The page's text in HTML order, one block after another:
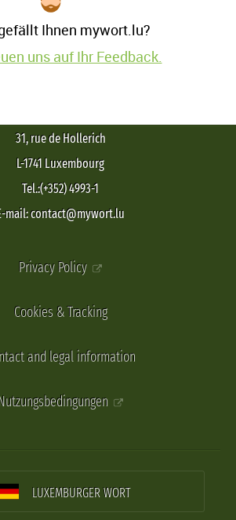
Ihnen mywort.lu?
uns auf Ihr Feedback.
31, rue de Hollerich
L-1741 Luxembourg
Tel.:(+352) 4993-1
mail: contact@mywort.lu
Privacy Policy
Cookies & Tracking
and legal information
LUXEMBURGER WORT